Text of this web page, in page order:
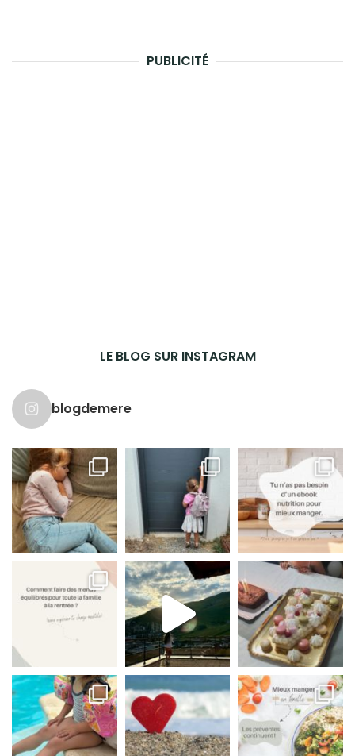
PUBLICITÉ
LE BLOG SUR INSTAGRAM
blogdemere